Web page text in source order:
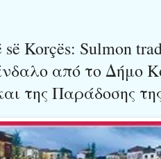
Korçës: Sulmon
από το Δήμο
της Παράδοσης